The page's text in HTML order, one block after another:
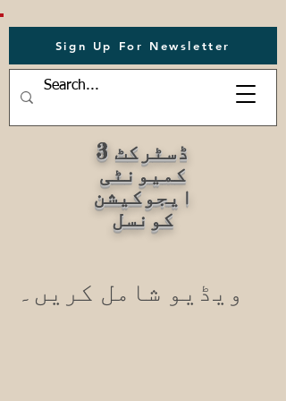
Sign Up For Newsletter
ڈسٹرکٹ 3
کمیونٹی
ایجوکیشن
کونسل
ویڈیو شامل کریں۔